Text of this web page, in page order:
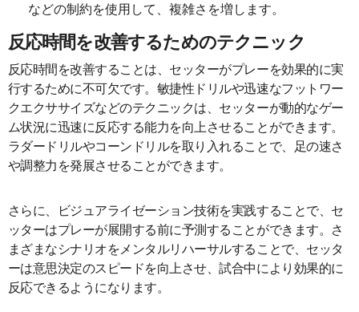
などの制約を使用して、複雑さを増します。
反応時間を改善するためのテクニック
反応時間を改善することは、セッターがプレーを効果的に実
行するために不可欠です。敏捷性ドリルや迅速なフットワー
クエクササイズなどのテクニックは、セッターが動的なゲー
ム状況に迅速に反応する能力を向上させることができます。
ラダードリルやコーンドリルを取り入れることで、足の速さ
や調整力を発展させることができます。
さらに、ビジュアライゼーション技術を実践することで、セ
ッターはプレーが展開する前に予測することができます。さ
まざまなシナリオをメンタルリハーサルすることで、セッタ
ーは意思決定のスピードを向上させ、試合中により効果的に
反応できるようになります。